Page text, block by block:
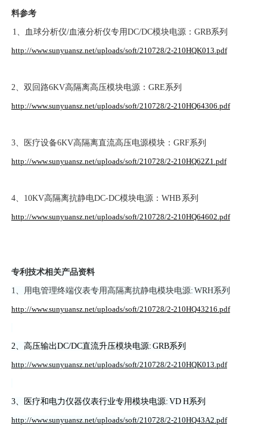
料参考
1、血球分析仪/血液分析仪专用DC/DC模块电源：GRB系列
http://www.sunyuansz.net/uploads/soft/210728/2-210HQK013.pdf
2、双回路6KV高隔离高压模块电源：GRE系列
http://www.sunyuansz.net/uploads/soft/210728/2-210HQ64306.pdf
3、医疗设备6KV高隔离直流高压电源模块：GRF系列
http://www.sunyuansz.net/uploads/soft/210728/2-210HQ62Z1.pdf
4、10KV高隔离抗静电DC-DC模块电源：WHB 系列
http://www.sunyuansz.net/uploads/soft/210728/2-210HQ64602.pdf
专利技术相关产品资料
1、用电管理终端仪表专用高隔离抗静电模块电源: WRH系列
http://www.sunyuansz.net/uploads/soft/210728/2-210HQ43216.pdf
2、高压输出DC/DC直流升压模块电源: GRB系列
http://www.sunyuansz.net/uploads/soft/210728/2-210HQK013.pdf
3、医疗和电力仪器仪表行业专用模块电源: VD H系列
http://www.sunyuansz.net/uploads/soft/210728/2-210HQ43A2.pdf